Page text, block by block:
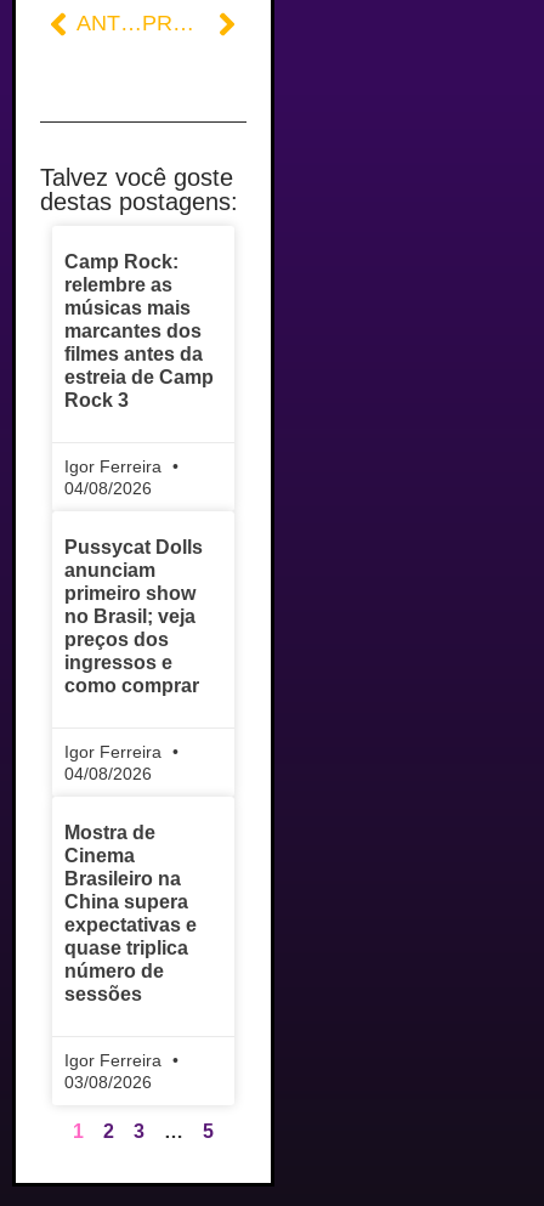
ANTERIOR PRÓXIMO
Talvez você goste
destas postagens:
Camp Rock:
relembre as
músicas mais
marcantes dos
filmes antes da
estreia de Camp
Rock 3
Igor Ferreira
04/08/2026
Pussycat Dolls
anunciam
primeiro show
no Brasil; veja
preços dos
ingressos e
como comprar
Igor Ferreira
04/08/2026
Mostra de
Cinema
Brasileiro na
China supera
expectativas e
quase triplica
número de
sessões
Igor Ferreira
03/08/2026
1 2 3 … 5